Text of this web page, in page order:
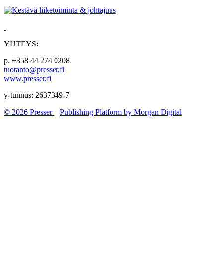
YHTEYS:
p. +358 44 274 0208
tuotanto@presser.fi
www.presser.fi
y-tunnus: 2637349-7
© 2026 Presser– Publishing Platform by Morgan Digital